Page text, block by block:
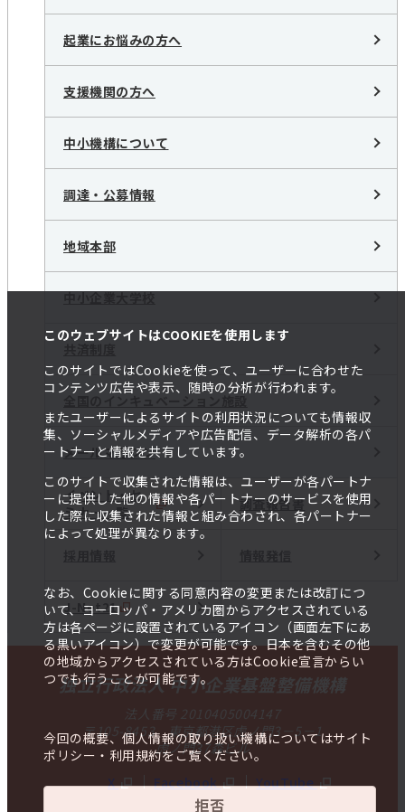
このウェブサイトはCOOKIEを使用します
このサイトではCookieを使って、ユーザーに合わせた
コンテンツ広告や表示、随時の分析が行われます。
またユーザーによるサイトの利用状況についても情報収
集、ソーシャルメディアや広告配信、データ解析の各パ
ートナーと情報を共有しています。
このサイトで収集された情報は、ユーザーが各パートナ
ーに提供した他の情報や各パートナーのサービスを使用
した際に収集された情報と組み合わされ、各パートナー
によって処理が異なります。
なお、Cookieに関する同意内容の変更または改訂につ
いて、ヨーロッパ・アメリカ圏からアクセスされている
方は各ページに設置されているアイコン（画面左下にあ
る黒いアイコン）で変更が可能です。日本を含むその他
の地域からアクセスされている方はCookie宣言からい
つでも行うことが可能です。
今回の概要、個人情報の取り扱い機構についてはサイト
ポリシー・利用規約をご覧ください。
拒否
起業にお悩みの方へ
支援機関の方へ
中小機構について
調達・公募情報
地域本部
メールマガジン
イベント・セ
ミナー一覧
調査報告書
J-Net21
独立行政法人 中小企業基盤整備機構
法人番号 2010405004147
〒105-8453 東京都港区虎ノ門3－5－1
虎ノ門37森ビル
X
Facebook YouTube